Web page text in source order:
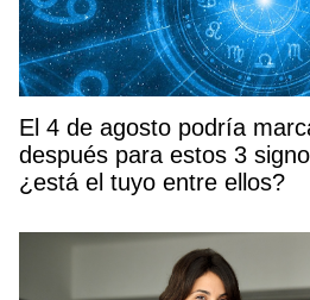
El 4 de agosto podría
después para estos 3
¿está el tuyo entre ellos?